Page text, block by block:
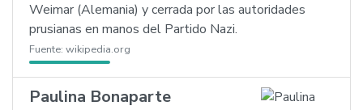
Weimar (Alemania) y cerrada por las autoridades
prusianas en manos del Partido Nazi.
Fuente: wikipedia.org
Paulina Bonaparte